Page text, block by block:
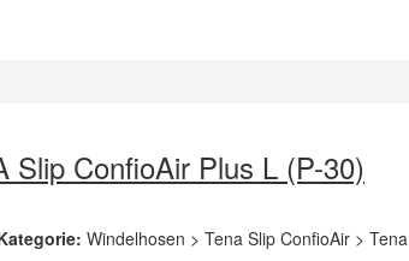
Slip ConfioAir Plus L (P-30)
Windelhosen > Tena Slip ConfioAir > Tena